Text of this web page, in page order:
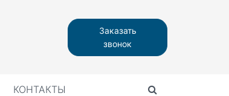
Заказать
звонок
КОНТАКТЫ